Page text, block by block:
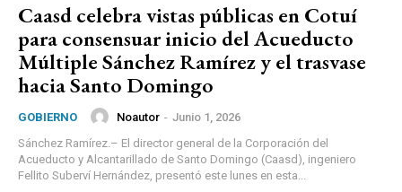
Caasd celebra vistas públicas en Cotuí
para consensuar inicio del Acueducto
Múltiple Sánchez Ramírez y el trasvase
hacia Santo Domingo
GOBIERNO Noautor - Junio 1, 2026
Sánchez Ramírez.– El director general de la Corporación del
Acueducto y Alcantarillado de Santo Domingo (Caasd), ingeniero
Fellito Suberví Hernández, presentó este lunes en esta...